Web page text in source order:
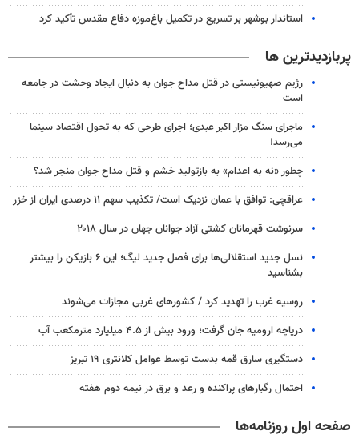
استاندار بوشهر بر تسریع در تکمیل باغ‌موزه دفاع مقدس تأکید کرد
پربازدیدترین ها
رژیم صهیونیستی در قتل مداح جوان به دنبال ایجاد وحشت در جامعه
است
ماجرای سنگ مزار اکبر عبدی؛ اجرای طرحی که به تحول اقتصاد سینما
می‌رسد!
چطور «نه به اعدام» به بازتولید خشم و قتل مداح جوان منجر شد؟
عراقچی: توافق با عمان نزدیک است/ تکذیب سهم ۱۱ درصدی ایران از خزر
سرنوشت قهرمانان کشتی آزاد جوانان جهان در سال ۲۰۱۸
نسل جدید استقلالی‌ها برای فصل جدید لیگ؛ این ۶ بازیکن را بیشتر
بشناسید
روسیه غرب را تهدید کرد / کشورهای غربی مجازات می‌شوند
دریاچه ارومیه جان گرفت؛ ورود بیش از ۴.۵ میلیارد مترمکعب آب
دستگیری سارق قمه بدست توسط عوامل کلانتری ۱۹ تبریز
احتمال رگبارهای پراکنده و رعد و برق در نیمه دوم هفته
صفحه اول روزنامه‌ها